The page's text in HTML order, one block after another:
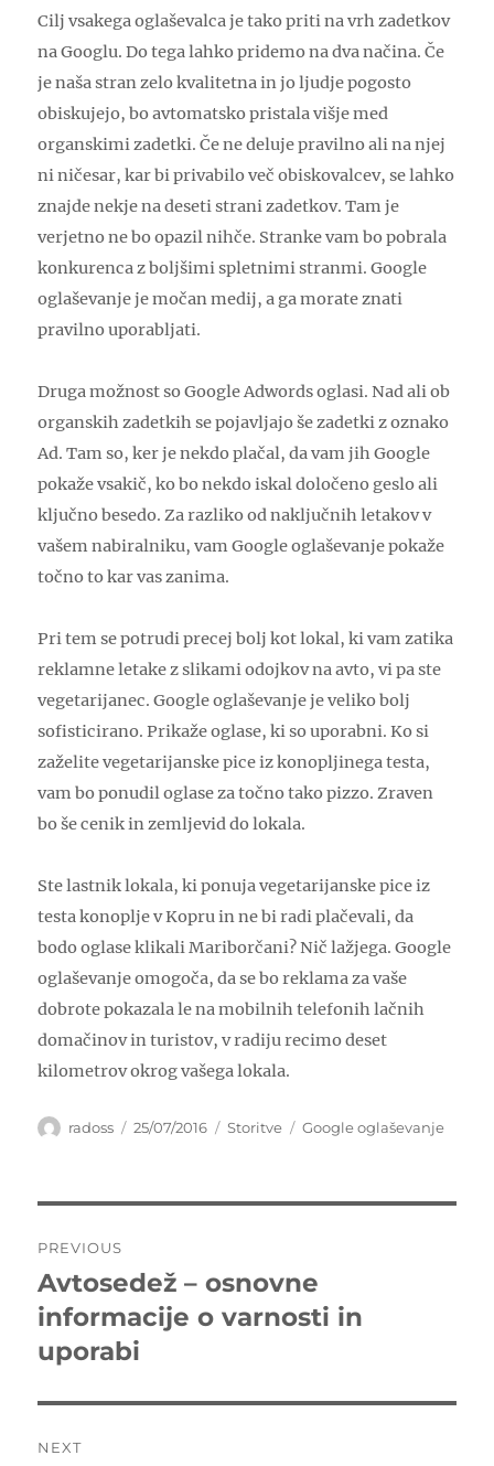
Cilj vsakega oglaševalca je tako priti na vrh zadetkov
na Googlu. Do tega lahko pridemo na dva načina. Če
je naša stran zelo kvalitetna in jo ljudje pogosto
obiskujejo, bo avtomatsko pristala višje med
organskimi zadetki. Če ne deluje pravilno ali na njej
ni ničesar, kar bi privabilo več obiskovalcev, se lahko
znajde nekje na deseti strani zadetkov. Tam je
verjetno ne bo opazil nihče. Stranke vam bo pobrala
konkurenca z boljšimi spletnimi stranmi. Google
oglaševanje je močan medij, a ga morate znati
pravilno uporabljati.
Druga možnost so Google Adwords oglasi. Nad ali ob
organskih zadetkih se pojavljajo še zadetki z oznako
Ad. Tam so, ker je nekdo plačal, da vam jih Google
pokaže vsakič, ko bo nekdo iskal določeno geslo ali
ključno besedo. Za razliko od naključnih letakov v
vašem nabiralniku, vam Google oglaševanje pokaže
točno to kar vas zanima.
Pri tem se potrudi precej bolj kot lokal, ki vam zatika
reklamne letake z slikami odojkov na avto, vi pa ste
vegetarijanec. Google oglaševanje je veliko bolj
sofisticirano. Prikaže oglase, ki so uporabni. Ko si
zaželite vegetarijanske pice iz konopljinega testa,
vam bo ponudil oglase za točno tako pizzo. Zraven
bo še cenik in zemljevid do lokala.
Ste lastnik lokala, ki ponuja vegetarijanske pice iz
testa konoplje v Kopru in ne bi radi plačevali, da
bodo oglase klikali Mariborčani? Nič lažjega. Google
oglaševanje omogoča, da se bo reklama za vaše
dobrote pokazala le na mobilnih telefonih lačnih
domačinov in turistov, v radiju recimo deset
kilometrov okrog vašega lokala.
Author
radoss
Posted
25/07/2016 Categories
Storitve Tags
Google oglaševanje
navigation
PREVIOUS
Previous
post:
Avtosedež – osnovne
informacije o varnosti in
uporabi
NEXT